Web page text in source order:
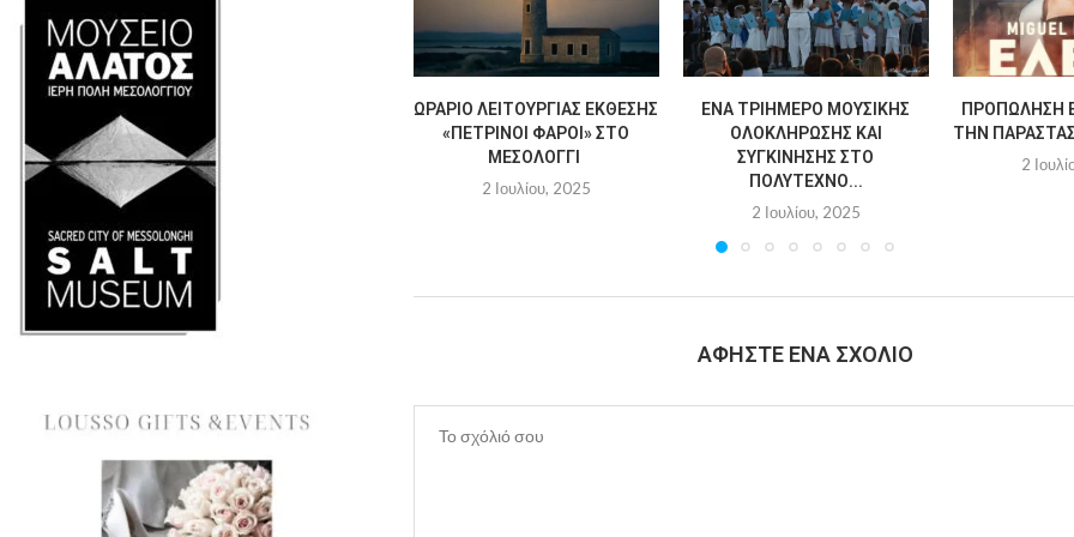
ΩΡΆΡΙΟ ΛΕΙΤΟΥΡΓΊΑΣ ΈΚΘΕΣΗΣ
«ΠΈΤΡΙΝΟΙ ΦΆΡΟΙ» ΣΤΟ
ΜΕΣΟΛΌΓΓΙ
2 Ιουλίου, 2025
ΈΝΑ ΤΡΙΉΜΕΡΟ ΜΟΥΣΙΚΉΣ
ΟΛΟΚΛΉΡΩΣΗΣ ΚΑΙ
ΣΥΓΚΊΝΗΣΗΣ ΣΤΟ
ΠΟΛΎΤΕΧΝΟ...
2 Ιουλίου, 2025
ΠΡΟΠΏΛΗΣΗ
ΤΗΝ
2
ΑΦΉΣΤΕ ΈΝΑ ΣΧΌΛΙΟ